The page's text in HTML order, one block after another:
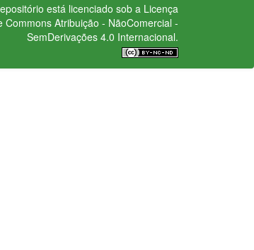
está licenciado sob a Licença
CommonsAtribuição - NãoComercial -
SemDerivações 4.0 Internacional.